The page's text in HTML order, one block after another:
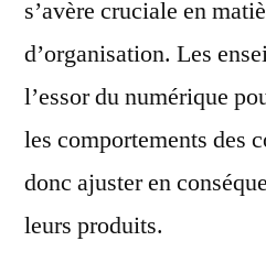
s’avère cruciale en
d’organisation. Les
l’essor du numérique
les comportements des
donc ajuster en
leurs produits.